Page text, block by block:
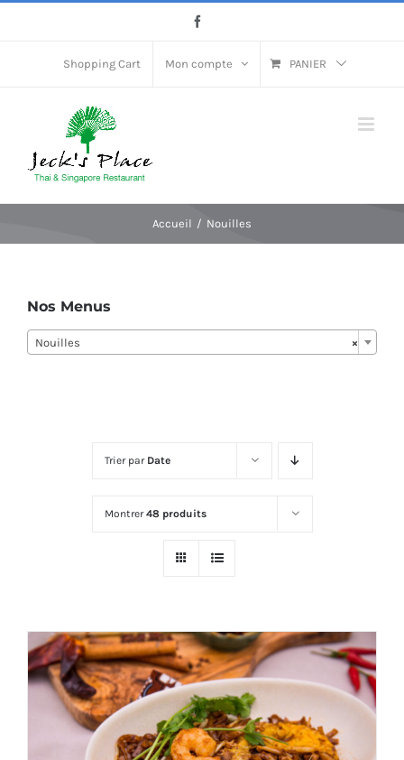
Shopping Cart Mon compte PANIER
Accueil Nouilles
Trier par Date
Montrer48 produits
Nos Menus
×
Nouilles